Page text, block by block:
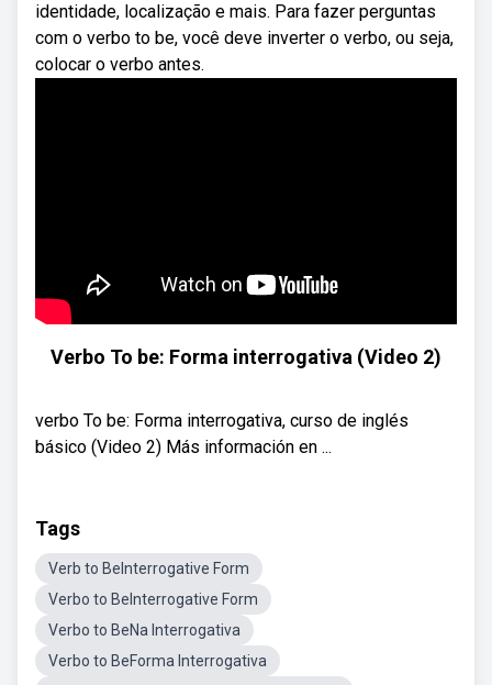
identidade, localização e mais. Para fazer perguntas
com o verbo to be, você deve inverter o verbo, ou seja,
colocar o verbo antes.
Verbo To be: Forma interrogativa (Video 2)
verbo To be: Forma interrogativa, curso de inglés
básico (Video 2) Más información en ...
Tags
Verb to BeInterrogative Form
Verbo to BeInterrogative Form
Verbo to BeNa Interrogativa
Verbo to BeForma Interrogativa